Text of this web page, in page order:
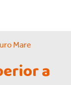
Mare
a